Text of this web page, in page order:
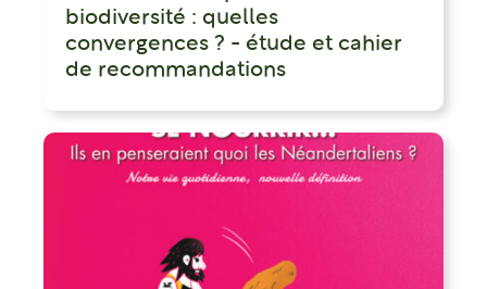
biodiversité : quelles
convergences ? - étude et cahier
de recommandations